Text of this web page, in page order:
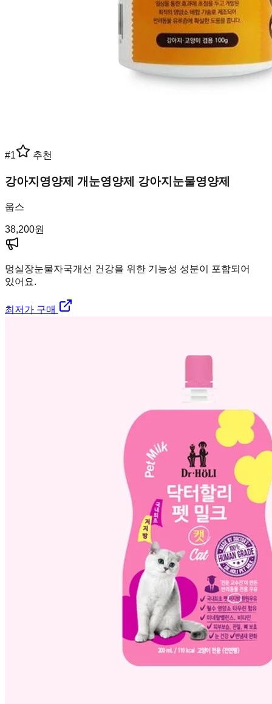
#1 추천
강아지영양제 개눈영양제 강아지눈물영양제
웁스
38,200원
멍실장눈물자국개선 건강을 위한 기능성 성분이 포함되어
있어요.
최저가 구매